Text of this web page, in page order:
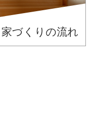
家づくりの流れ